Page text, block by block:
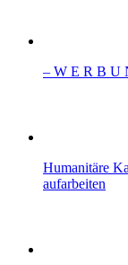
– W Ε R Β U
Humanitäre
aufarbeiten